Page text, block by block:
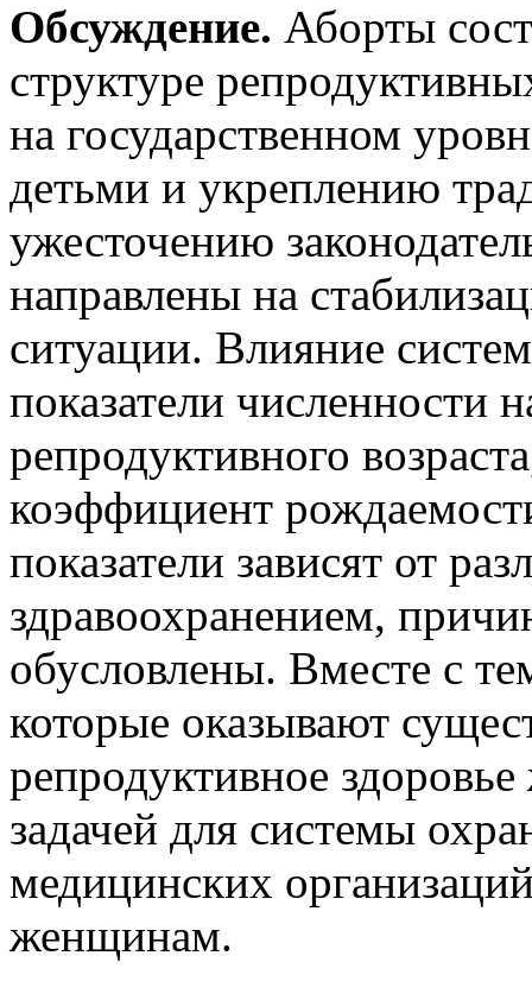
Обсуждение. Аборты
структуре
на государственном
детьми и укреплению
ужесточению
направлены на
ситуации. Влияние
показатели численности
репродуктивного
коэффициент
показатели зависят от
здравоохранением,
обусловлены. Вместе с
которые оказывают
репродуктивное
задачей для системы
медицинских
женщинам.